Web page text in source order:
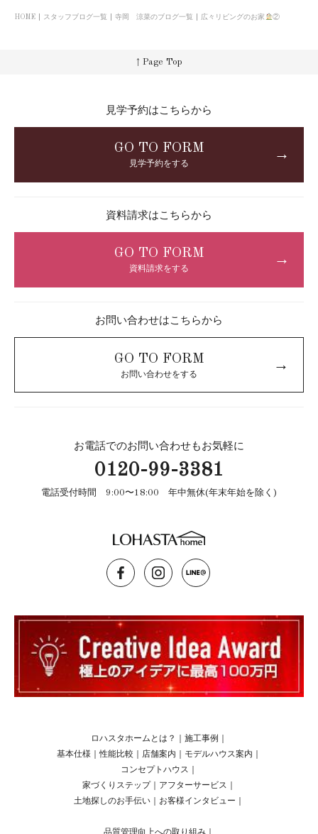
HOME スタッフブログ一覧 寺岡 涼菜のブログ一覧 広々リビングのお家 ②
↑ Page Top
見学予約はこちらから
GO TO FORM
見学予約をする
→
資料請求はこちらから
GO TO FORM
資料請求をする
→
お問い合わせはこちらから
GO TO FORM
お問い合わせをする
→
お電話でのお問い合わせもお気軽に
0120-99-3381
電話受付時間 9:00〜18:00 年中無休(年末年始を除く)
ロハスタホームとは？ 施工事例
基本仕様 ｜性能比較 店舗案内 モデルハウス案内
コンセプトハウス
家づくりステップ
アフターサービス
土地探しのお手伝い
お客様インタビュー